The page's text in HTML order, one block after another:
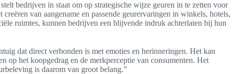
bedrijven in staat om op strategische wijze geuren in te zetten voor
van aangename en passende geurervaringen in winkels, hotels,
ruimtes, kunnen bedrijven een blijvende indruk achterlaten bij hun
dat direct verbonden is met emoties en herinneringen. Het kan
op het koopgedrag en de merkperceptie van consumenten. Het
is daarom van groot belang.”